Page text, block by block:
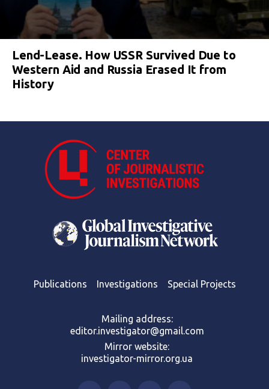
Lend-Lease. How USSR Survived Due to
Western Aid and Russia Erased It from
History
Publications Investigations Special Projects
Mailing address:
editor.investigator@gmail.com
Mirror website:
investigator-mirror.org.ua